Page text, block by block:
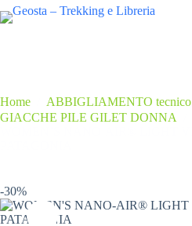
Salta
al
Home ABBIGLIAMENTO tecnico
GIACCHE PILE GILET DONNA
-30%